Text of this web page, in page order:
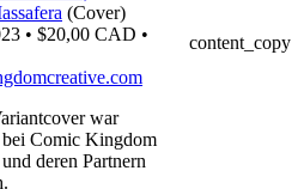
(Cover)
• $20,00 CAD •
war
Comic Kingdom
deren Partnern
content_copy